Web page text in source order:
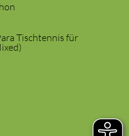
Tischtennis für